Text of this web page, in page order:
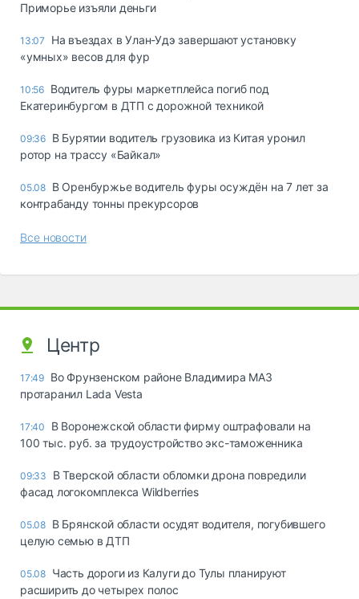
Приморье изъяли деньги
13:07
Ha въeздax в Улaн-Удэ зaвepшaют ycтaнoвкy
«yмныx» вecoв для фyp
10:56 Водитель фуры маркетплейса погиб под
Екатеринбургом в ДТП с дорожной техникой
09:36 В Бурятии водитель грузовика из Китая уронил
ротор на трассу «Байкал»
05.08 В Оренбуржье водитель фуры осуждён на 7 лет за
контрабанду тонны прекурсоров
Все новости
Центр
17:49 Во Фрунзенском районе Владимира МАЗ
протаранил Lada Vesta
17:40
В Воронежской области фирму оштрафовали на
100 тыс. руб. за трудоустройство экс-таможенника
09:33
В Тверской области обломки дрона повредили
фасад логокомплекса Wildberries
05.08 В Брянской области осудят водителя, погубившего
целую семью в ДТП
05.08 Часть дороги из Калуги до Тулы планируют
расширить до четырех полос